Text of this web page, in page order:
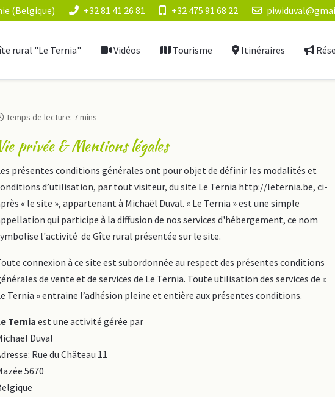
(Belgique) +32 81 41 26 81 +32 475 91 68 22
rural "Le Ternia" Vidéos Tourisme Itinéraires
Temps de lecture: 7 mins
Vie privée & Mentions légales
présentes conditions générales ont pour objet de définir les modalités et
d’utilisation, par tout visiteur, du site Le Ternia http://leternia.be, ci-
« le site », appartenant à Michaël Duval. « Le Ternia » est une simple
qui participe à la diffusion de nos services d'hébergement, ce nom
l'activité de Gîte rural présentée sur le site.
connexion à ce site est subordonnée au respect des présentes conditions
de vente et de services de Le Ternia. Toute utilisation des services de «
Ternia » entraine l’adhésion pleine et entière aux présentes conditions.
Ternia est une activité gérée par
Duval
Rue du Château 11
5670